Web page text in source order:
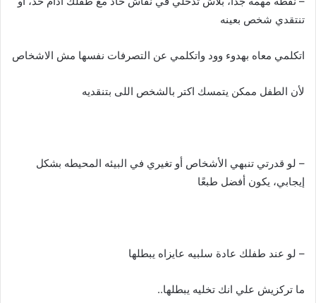
تنتقدي شخص بعينه
اتكلمي معاه بهدوء وود واتكلمي عن التصرفات نفسها مش الاشخاص
لأن الطفل ممكن يتمسك اكتر بالشخص اللى بتنقديه
– لو قدرتي تنبهي الأشخاص أو تغيري في البيئه المحيطه بشكل
إيجابي، يكون أفضل طبعًا
– لو عند طفلك عادة سلبيه عايزاه يبطلها
ما تركزيش علي انك تخليه يبطلها..